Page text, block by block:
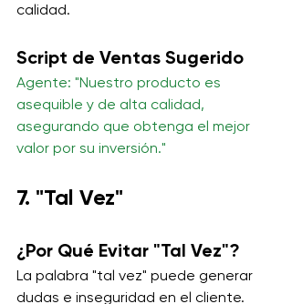
calidad.
Script de Ventas Sugerido
Agente: "Nuestro producto es
asequible y de alta calidad,
asegurando que obtenga el mejor
valor por su inversión."
7. "Tal Vez"
¿Por Qué Evitar "Tal Vez"?
La palabra "tal vez" puede generar
dudas e inseguridad en el cliente.